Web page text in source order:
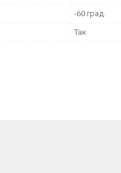
-60 град.
Так